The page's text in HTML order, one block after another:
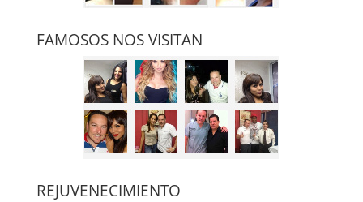
FAMOSOS NOS VISITAN
REJUVENECIMIENTO